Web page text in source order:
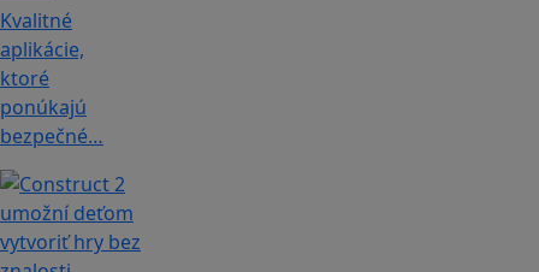
Kvalitné
aplikácie,
ktoré
ponúkajú
bezpečné…